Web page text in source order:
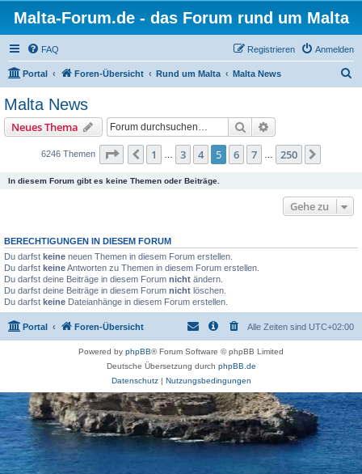
Malta-Forum.de - das Forum rund um Malta
FAQ Anmelden
Registrieren
Portal Foren-Übersicht Rund um Malta Malta News
Malta News
Neues Thema Suche
6246 Themen Seite von 250
Vorherige
1 3 4 5 6 7 250
In diesem Forum gibt es keine Themen oder Beiträge.
Gehe zu
BERECHTIGUNGEN IN DIESEM FORUM
Du darfst keine neuen Themen in diesem Forum erstellen.
Du darfst keineAntworten zu Themen in diesem Forum erstellen.
Du darfst deine Beiträge in diesem Forum nicht ändern.
Du darfst deine Beiträge in diesem Forum nicht löschen.
Du darfst keine Dateianhänge in diesem Forum erstellen.
Portal Foren-Übersicht Alle Zeiten sind UTC+02:00
Powered by phpBB® Forum Software © phpBB Limited
Deutsche Übersetzung durch phpBB.de
Datenschutz| Nutzungsbedingungen